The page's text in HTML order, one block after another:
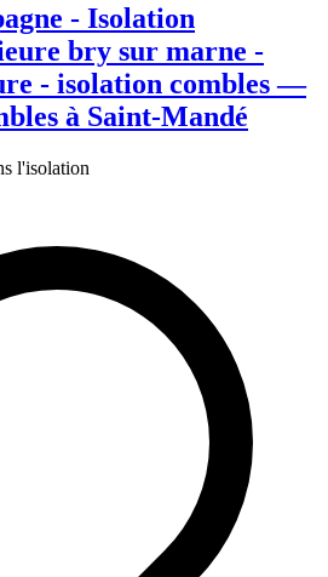
- Isolation
bry sur marne -
- isolation combles —
à Saint-Mandé
l'isolation